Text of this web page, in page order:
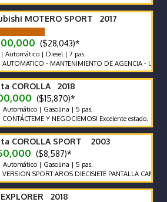
MOTERO SPORT 2017
($28,043)*
Automático | Diesel | 7 pas.
- MANTENIMIENTO DE AGENCIA - UNICO
COROLLA 2018
($15,870)*
Automático | Gasolina | 5 pas.
Y NEGOCIEMOS! Excelente estado.
COROLLA SPORT 2003
($8,587)*
Automático | Gasolina | 5 pas.
SPORT AROS DIECISIETE PANTALLA CAMARA
2018